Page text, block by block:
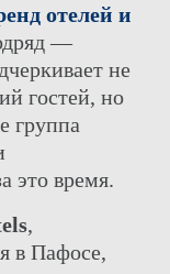
отелей и
—
не
гостей, но
группа
это время.
,
в Пафосе,